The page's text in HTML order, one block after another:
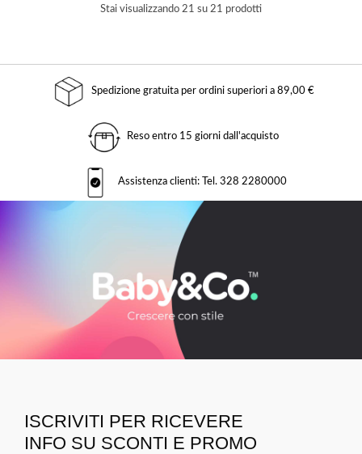
Stai visualizzando 21 su 21 prodotti
Spedizione gratuita per ordini superiori a 89,00 €
Reso entro 15 giorni dall'acquisto
Assistenza clienti: Tel. 328 2280000
ISCRIVITI PER RICEVERE
INFO SU SCONTI E PROMO